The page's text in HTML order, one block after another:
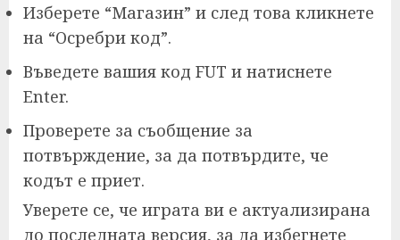
Изберете “Магазин” и след това кликнете
на “Осребри код”.
Въведете вашия код FUT и натиснете
Enter.
Проверете за съобщение за
потвърждение, за да потвърдите, че
кодът е приет.
Уверете се, че играта ви е актуализирана
до последната версия, за да избегнете